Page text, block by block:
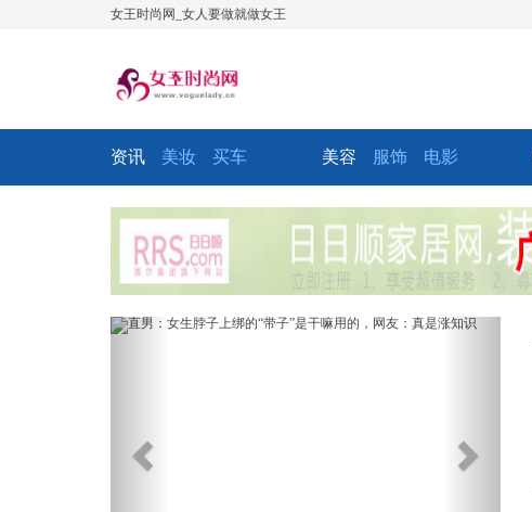
女王时尚网_女人要做就做女王
资讯 美妆 买车 美容 服饰 电影
Previous Next